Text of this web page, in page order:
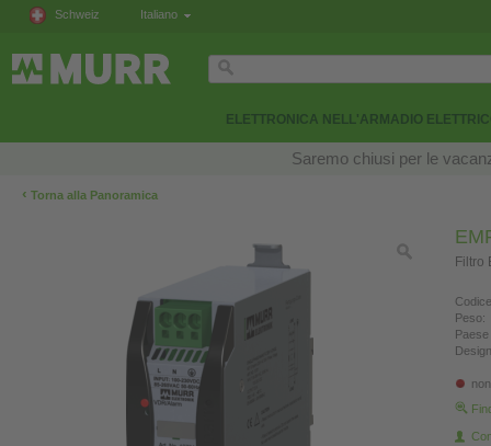
Schweiz Italiano
ELETTRONICA NELL'ARMADIO
Saremo chiusi per le
‹ Torna alla Panoramica
Filtro
Peso: